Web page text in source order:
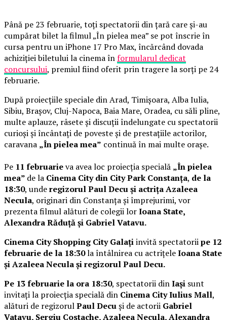
Până pe 23 februarie, toți spectatorii din țară care și-au
cumpărat bilet la filmul „În pielea mea” se pot înscrie în
cursa pentru un iPhone 17 Pro Max, încărcând dovada
achiziției biletului la cinema înformularul dedicat
concursului, premiul fiind oferit prin tragere la sorți pe 24
februarie.
După proiecțiile speciale din Arad, Timișoara, Alba Iulia,
Sibiu, Brașov, Cluj-Napoca, Baia Mare, Oradea, cu săli pline,
multe aplauze, râsete și discuții îndelungate cu spectatorii
curioși și încântați de poveste și de prestațiile actorilor,
caravana „În pielea mea” continuă în mai multe orașe.
Pe 11 februarieva avea loc proiecția specială „În pielea
mea” de la Cinema City din City Park Constanța, de la
18:30, underegizorul Paul Decu și actrița Azaleea
Necula, originari din Constanța și împrejurimi, vor
prezenta filmul alături de colegii lorIoana State,
Alexandra Răduță și Gabriel Vatavu.
Cinema City Shopping City Galațiinvită spectatoriipe 12
februarie de la 18:30la întâlnirea cu actrițeleIoana State
și Azaleea Necula și regizorul Paul Decu.
Pe 13 februarie la ora 18:30, spectatorii dinIași sunt
invitați la proiecția specială din Cinema City Iulius Mall,
alături de regizorulPaul Decuși de actorii Gabriel
Vatavu, Sergiu Costache, Azaleea Necula, Alexandra